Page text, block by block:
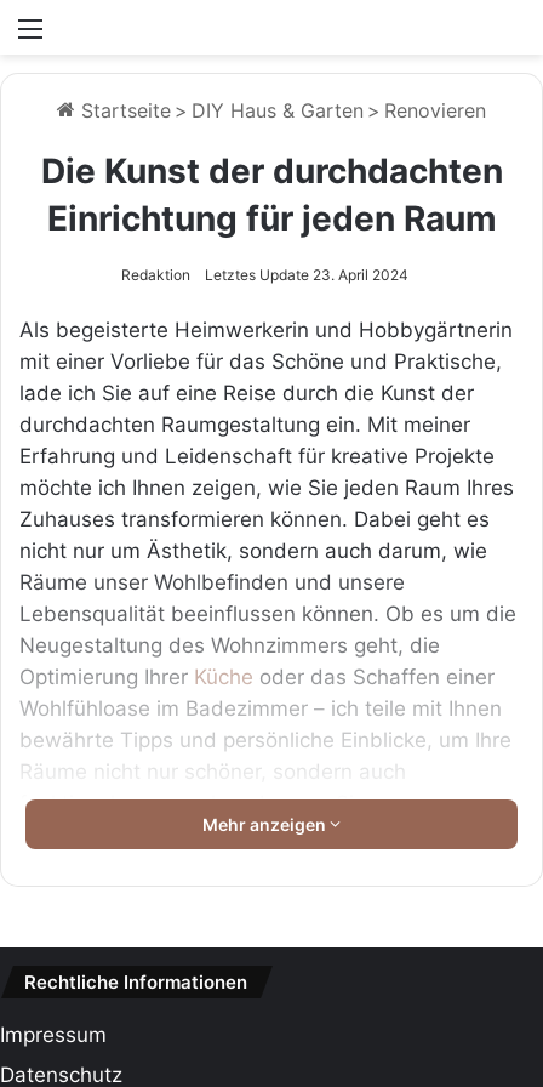
Startseite > DIY Haus & Garten > Renovieren
Die Kunst der durchdachten
Einrichtung für jeden Raum
Redaktion Letztes Update 23. April 2024
Als begeisterte Heimwerkerin und Hobbygärtnerin
mit einer Vorliebe für das Schöne und Praktische,
lade ich Sie auf eine Reise durch die Kunst der
durchdachten Raumgestaltung ein. Mit meiner
Erfahrung und Leidenschaft für kreative Projekte
möchte ich Ihnen zeigen, wie Sie jeden Raum Ihres
Zuhauses transformieren können. Dabei geht es
nicht nur um Ästhetik, sondern auch darum, wie
Räume unser Wohlbefinden und unsere
Lebensqualität beeinflussen können. Ob es um die
Neugestaltung des Wohnzimmers geht, die
Optimierung Ihrer Küche oder das Schaffen einer
Wohlfühloase im Badezimmer – ich teile mit Ihnen
bewährte Tipps und persönliche Einblicke, um Ihre
Räume nicht nur schöner, sondern auch
funktionaler zu machen. Lassen Sie uns
gemeinsam Ihr Zuhause in einen Ort verwandeln,
Zuhauses
Mehr anzeigen
Rechtliche Informationen
Impressum
Datenschutz